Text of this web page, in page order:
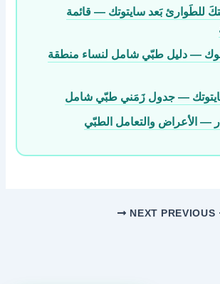
للطَوارئ بَعد سايتوتك — قائمة
— دليل طبّي شامل لنساء منطقة
سايتوتك — جدول زَمَني طبّي شامل
— الأعراض والتعامل الطبّي
NEXT